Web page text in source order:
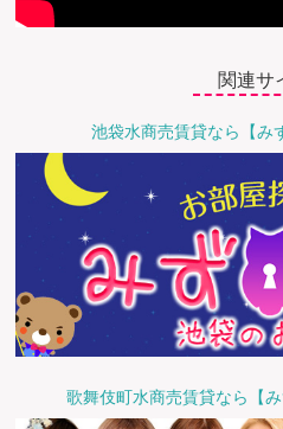
関連サ
池袋水商売賃貸なら【み
歌舞伎町水商売賃貸なら【